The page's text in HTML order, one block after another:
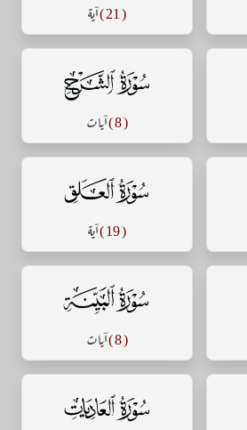
( 21 ) آية
سورة الشرح
( 8 ) آيات
سورة العلق
( 19 ) آية
سورة البينة
( 8 ) آيات
سورة العاديات